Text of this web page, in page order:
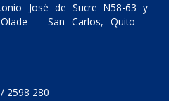
José de Sucre N58-63 y
Olade – San Carlos, Quito –
2598 280